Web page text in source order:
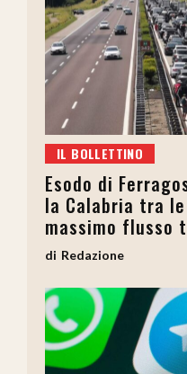
IL BOLLETTINO
Esodo di
la Calabria tra
massimo flusso
Redazione